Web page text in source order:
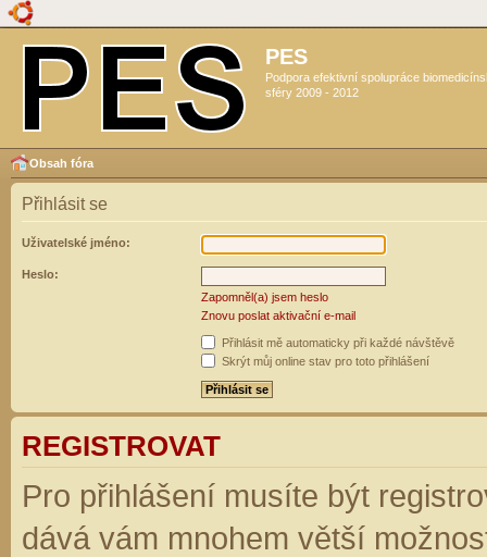
PES
Podpora efektivní spolupráce
sféry 2009 - 2012
Obsah fóra
Přihlásit se
Uživatelské jméno:
Heslo:
Zapomněl(a) jsem heslo
Znovu poslat aktivační e-mail
Přihlásit mě automaticky při každé návštěvě
Skrýt můj online stav pro toto přihlášení
REGISTROVAT
Pro přihlášení musíte být
dává vám mnohem větší